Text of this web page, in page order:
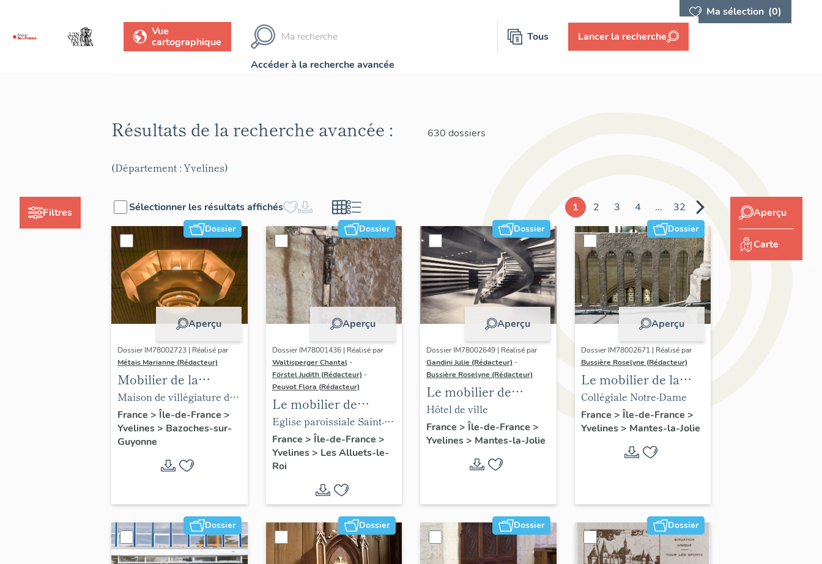
Ma sélection (0)
Vue
cartographique
Tous Lancer la recherche
Accéder à la recherche avancée
Filtres
Résultats de la recherche avancée : 630 dossiers
(Département : Yvelines)
Sélectionner les résultats affichés 1 2 3 4 ... 32
Dossier
Aperçu
Dossier IM78002723 | Réalisé par
Métais Marianne (Rédacteur)
Mobilier de la
maison Louis Carré
Maison de villégiature dite
maison Louis Carré
France > Île-de-France >
Yvelines> Bazoches-sur-
Guyonne
Dossier
Aperçu
Dossier IM78001436 | Réalisé par
Waltisperger Chantal -
Förstel Judith (Rédacteur) -
Peuvot Flora (Rédacteur)
Le mobilier de
l'église paroissiale
Saint-Nicolas
Eglise paroissiale Saint-
Nicolas
France > Île-de-France >
Yvelines> Les Alluets-le-
Roi
Dossier
Aperçu
Dossier IM78002649 | Réalisé par
Gandini Julie (Rédacteur) -
Bussière Roselyne (Rédacteur)
Le mobilier de
l'hôtel de ville
Hôtel de ville
France > Île-de-France >
Yvelines> Mantes-la-Jolie
Dossier
Aperçu
Dossier IM78002671 | Réalisé par
Bussière Roselyne (Rédacteur)
Le mobilier de la
collégiale
Collégiale Notre-Dame
France > Île-de-France >
Yvelines> Mantes-la-Jolie
Dossier Dossier Dossier Dossier
Aperçu
Carte